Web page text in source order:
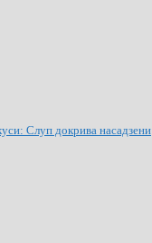
Слуп докрива насадзени